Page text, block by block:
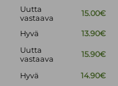
Uutta
vastaava
15.00€
Hyvä
13.90€
Uutta
vastaava
15.90€
Hyvä 14.90€